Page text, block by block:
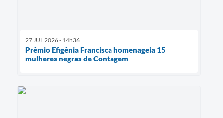
27 JUL 2026 - 14h36
Prêmio Efigênia Francisca homenageia 15
mulheres negras de Contagem